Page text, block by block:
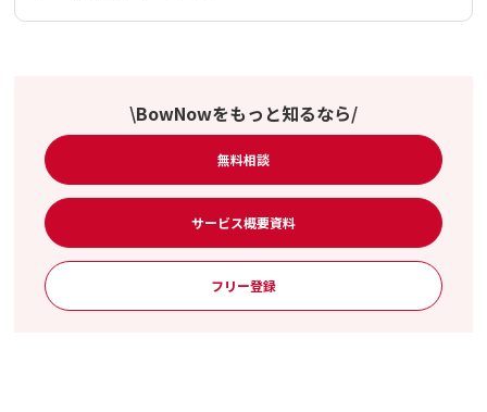
\BowNowをもっと知るなら/
無料相談
サービス概要資料
フリー登録